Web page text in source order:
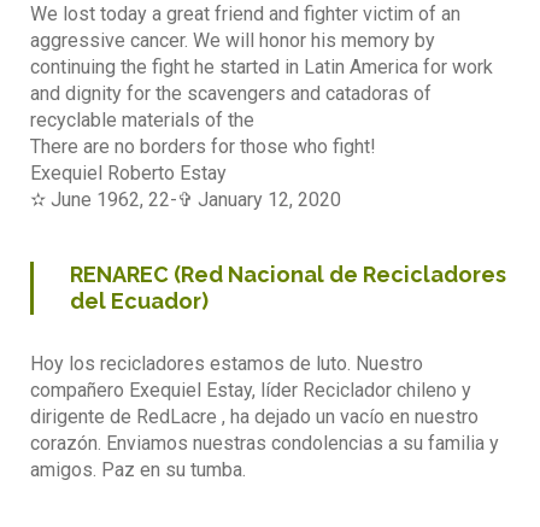
We lost today a great friend and fighter victim of an
aggressive cancer. We will honor his memory by
continuing the fight he started in Latin America for work
and dignity for the scavengers and catadoras of
recyclable materials of the
There are no borders for those who fight!
Exequiel Roberto Estay
✫ June 1962, 22-✞ January 12, 2020
RENAREC (Red Nacional de Recicladores
del Ecuador)
Hoy los recicladores estamos de luto. Nuestro
compañero Exequiel Estay, líder Reciclador chileno y
dirigente de RedLacre , ha dejado un vacío en nuestro
corazón. Enviamos nuestras condolencias a su familia y
amigos. Paz en su tumba.